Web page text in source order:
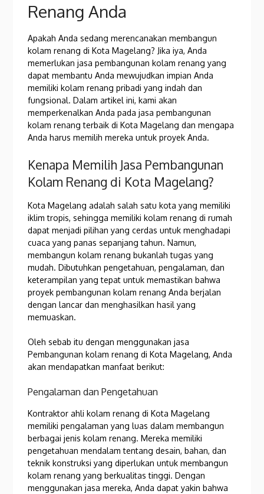
Renang Anda
Apakah Anda sedang merencanakan membangun
kolam renang di Kota Magelang? Jika iya, Anda
memerlukan jasa pembangunan kolam renang yang
dapat membantu Anda mewujudkan impian Anda
memiliki kolam renang pribadi yang indah dan
fungsional. Dalam artikel ini, kami akan
memperkenalkan Anda pada jasa pembangunan
kolam renang terbaik di Kota Magelang dan mengapa
Anda harus memilih mereka untuk proyek Anda.
Kenapa Memilih Jasa Pembangunan
Kolam Renang di Kota Magelang?
Kota Magelang adalah salah satu kota yang memiliki
iklim tropis, sehingga memiliki kolam renang di rumah
dapat menjadi pilihan yang cerdas untuk menghadapi
cuaca yang panas sepanjang tahun. Namun,
membangun kolam renang bukanlah tugas yang
mudah. Dibutuhkan pengetahuan, pengalaman, dan
keterampilan yang tepat untuk memastikan bahwa
proyek pembangunan kolam renang Anda berjalan
dengan lancar dan menghasilkan hasil yang
memuaskan.
Oleh sebab itu dengan menggunakan jasa
Pembangunan kolam renang di Kota Magelang, Anda
akan mendapatkan manfaat berikut:
Pengalaman dan Pengetahuan
Kontraktor ahli kolam renang di Kota Magelang
memiliki pengalaman yang luas dalam membangun
berbagai jenis kolam renang. Mereka memiliki
pengetahuan mendalam tentang desain, bahan, dan
teknik konstruksi yang diperlukan untuk membangun
kolam renang yang berkualitas tinggi. Dengan
menggunakan jasa mereka, Anda dapat yakin bahwa